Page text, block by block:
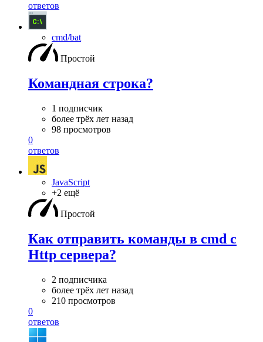
ответов
cmd/bat
Простой
Командная строка?
1 подписчик
более трёх лет назад
98 просмотров
0
ответов
JavaScript
+2 ещё
Простой
Как отправить команды в cmd с
Http сервера?
2 подписчика
более трёх лет назад
210 просмотров
0
ответов